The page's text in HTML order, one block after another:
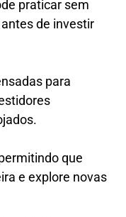
praticar sem
de investir
para
que
e explore novas